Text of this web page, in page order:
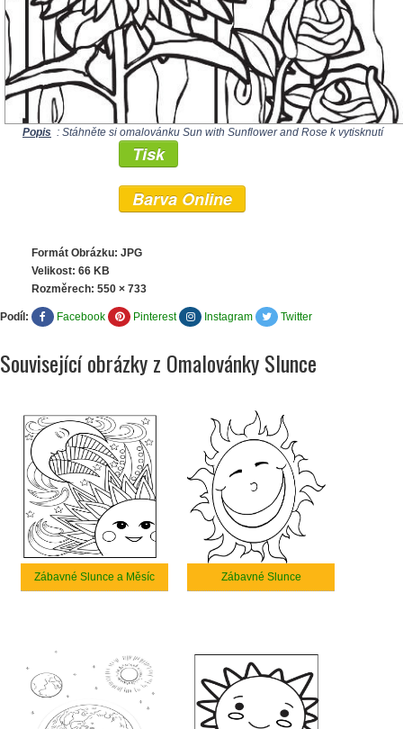
Popis : Stáhněte si omalovánku Sun with Sunflower and Rose k vytisknutí
Tisk
Barva Online
Formát Obrázku: JPG
Velikost: 66 KB
Rozměrech: 550 × 733
Podíl: Facebook Pinterest Instagram Twitter
Související obrázky z Omalovánky Slunce
Zábavné Slunce a Měsíc Zábavné Slunce